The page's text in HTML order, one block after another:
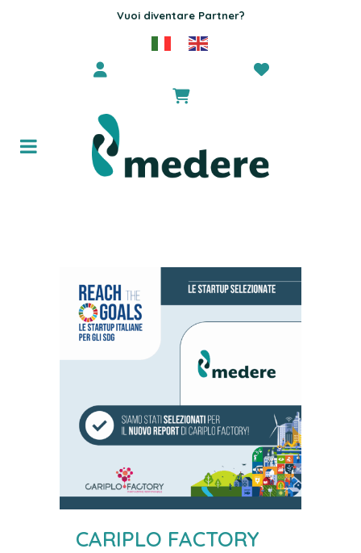
Vuoi diventare Partner?
CARIPLO FACTORY